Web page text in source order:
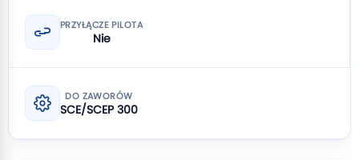
PRZYŁĄCZE PILOTA
Nie
DO ZAWORÓW
SCE/SCEP 300